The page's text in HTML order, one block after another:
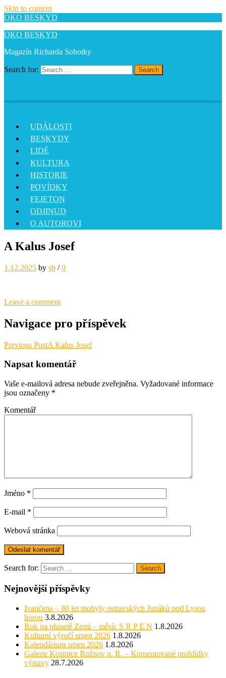
Skip to content
OKO BESKYD
OKO BESKYD
Magazín Richarda Sobotky
Search for: Search
UDÁLOSTI
BESKYDY
LIDÉ
KULTURA
HISTORIE
POVÍDKY
FEJETON
ODJINUD
O AUTOROVI
A Kalus Josef
1.12.2025 by sb / 0
Leave a comment
Navigace pro příspěvek
Previous PostA Kalus Josef
Napsat komentář
Vaše e-mailová adresa nebude zveřejněna. Vyžadované informace
jsou označeny *
Komentář
Jméno *
E-mail *
Webová stránka
Search for: Search
Nejnovější příspěvky
Ivančena – 80 let mohyly ostravských Junáků pod Lysou
horou 3.8.2026
Rok na planetě Zemi – měsíc S R P E N 1.8.2026
Kulturní výročí srpen 2026 1.8.2026
Kalendárium srpen 2026 1.8.2026
Galerie Kostnice Rožnov p. R. – Komentované prohlídky
výstavy 28.7.2026